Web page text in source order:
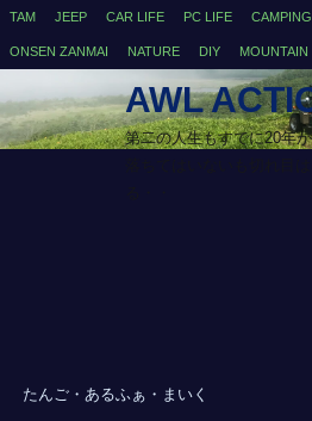
TAM JEEP CAR LIFE PC LIFE
ONSEN ZANMAI NATURE DIY MOUNTAIN
AWL
第二の人生もすでに20年
たんご・あるふぁ・まいく